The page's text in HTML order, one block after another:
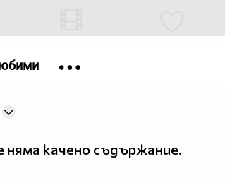
качено съдържание.